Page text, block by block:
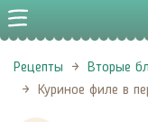
Рецепты Вторые
Куриное филе в